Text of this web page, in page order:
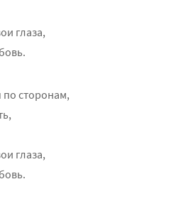
глаза,
по сторонам,
глаза,